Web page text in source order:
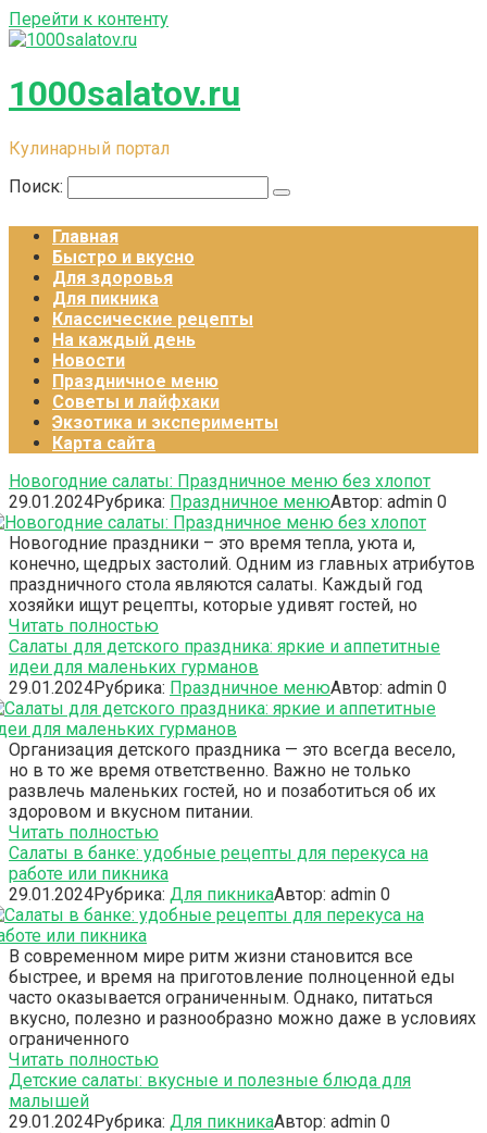
Перейти к контенту
1000salatov.ru
Кулинарный портал
Поиск:
Главная
Быстро и вкусно
Для здоровья
Для пикника
Классические рецепты
На каждый день
Новости
Праздничное меню
Советы и лайфхаки
Экзотика и эксперименты
Карта сайта
Новогодние салаты: Праздничное меню без хлопот
29.01.2024Рубрика: Праздничное менюАвтор: admin 0
Новогодние праздники – это время тепла, уюта и,
конечно, щедрых застолий. Одним из главных атрибутов
праздничного стола являются салаты. Каждый год
хозяйки ищут рецепты, которые удивят гостей, но
Читать полностью
Салаты для детского праздника: яркие и аппетитные
идеи для маленьких гурманов
29.01.2024Рубрика: Праздничное менюАвтор: admin 0
Организация детского праздника — это всегда весело,
но в то же время ответственно. Важно не только
развлечь маленьких гостей, но и позаботиться об их
здоровом и вкусном питании.
Читать полностью
Салаты в банке: удобные рецепты для перекуса на
работе или пикника
29.01.2024Рубрика: Для пикникаАвтор: admin 0
В современном мире ритм жизни становится все
быстрее, и время на приготовление полноценной еды
часто оказывается ограниченным. Однако, питаться
вкусно, полезно и разнообразно можно даже в условиях
ограниченного
Читать полностью
Детские салаты: вкусные и полезные блюда для
малышей
29.01.2024Рубрика: Для пикникаАвтор: admin 0